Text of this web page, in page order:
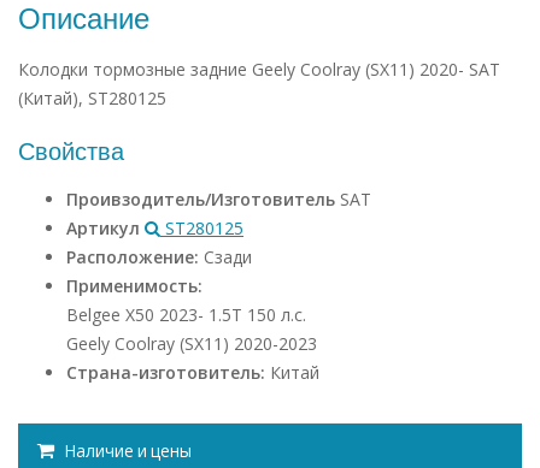
Описание
Колодки тормозные задние Geely Coolray (SX11) 2020- SAT
(Китай), ST280125
Свойства
Проивзодитель/Изготовитель SAT
Артикул
ST280125
Расположение: Сзади
Применимость:
Belgee X50 2023- 1.5Т 150 л.с.
Geely Coolray (SX11) 2020-2023
Страна-изготовитель: Китай
Наличие и цены